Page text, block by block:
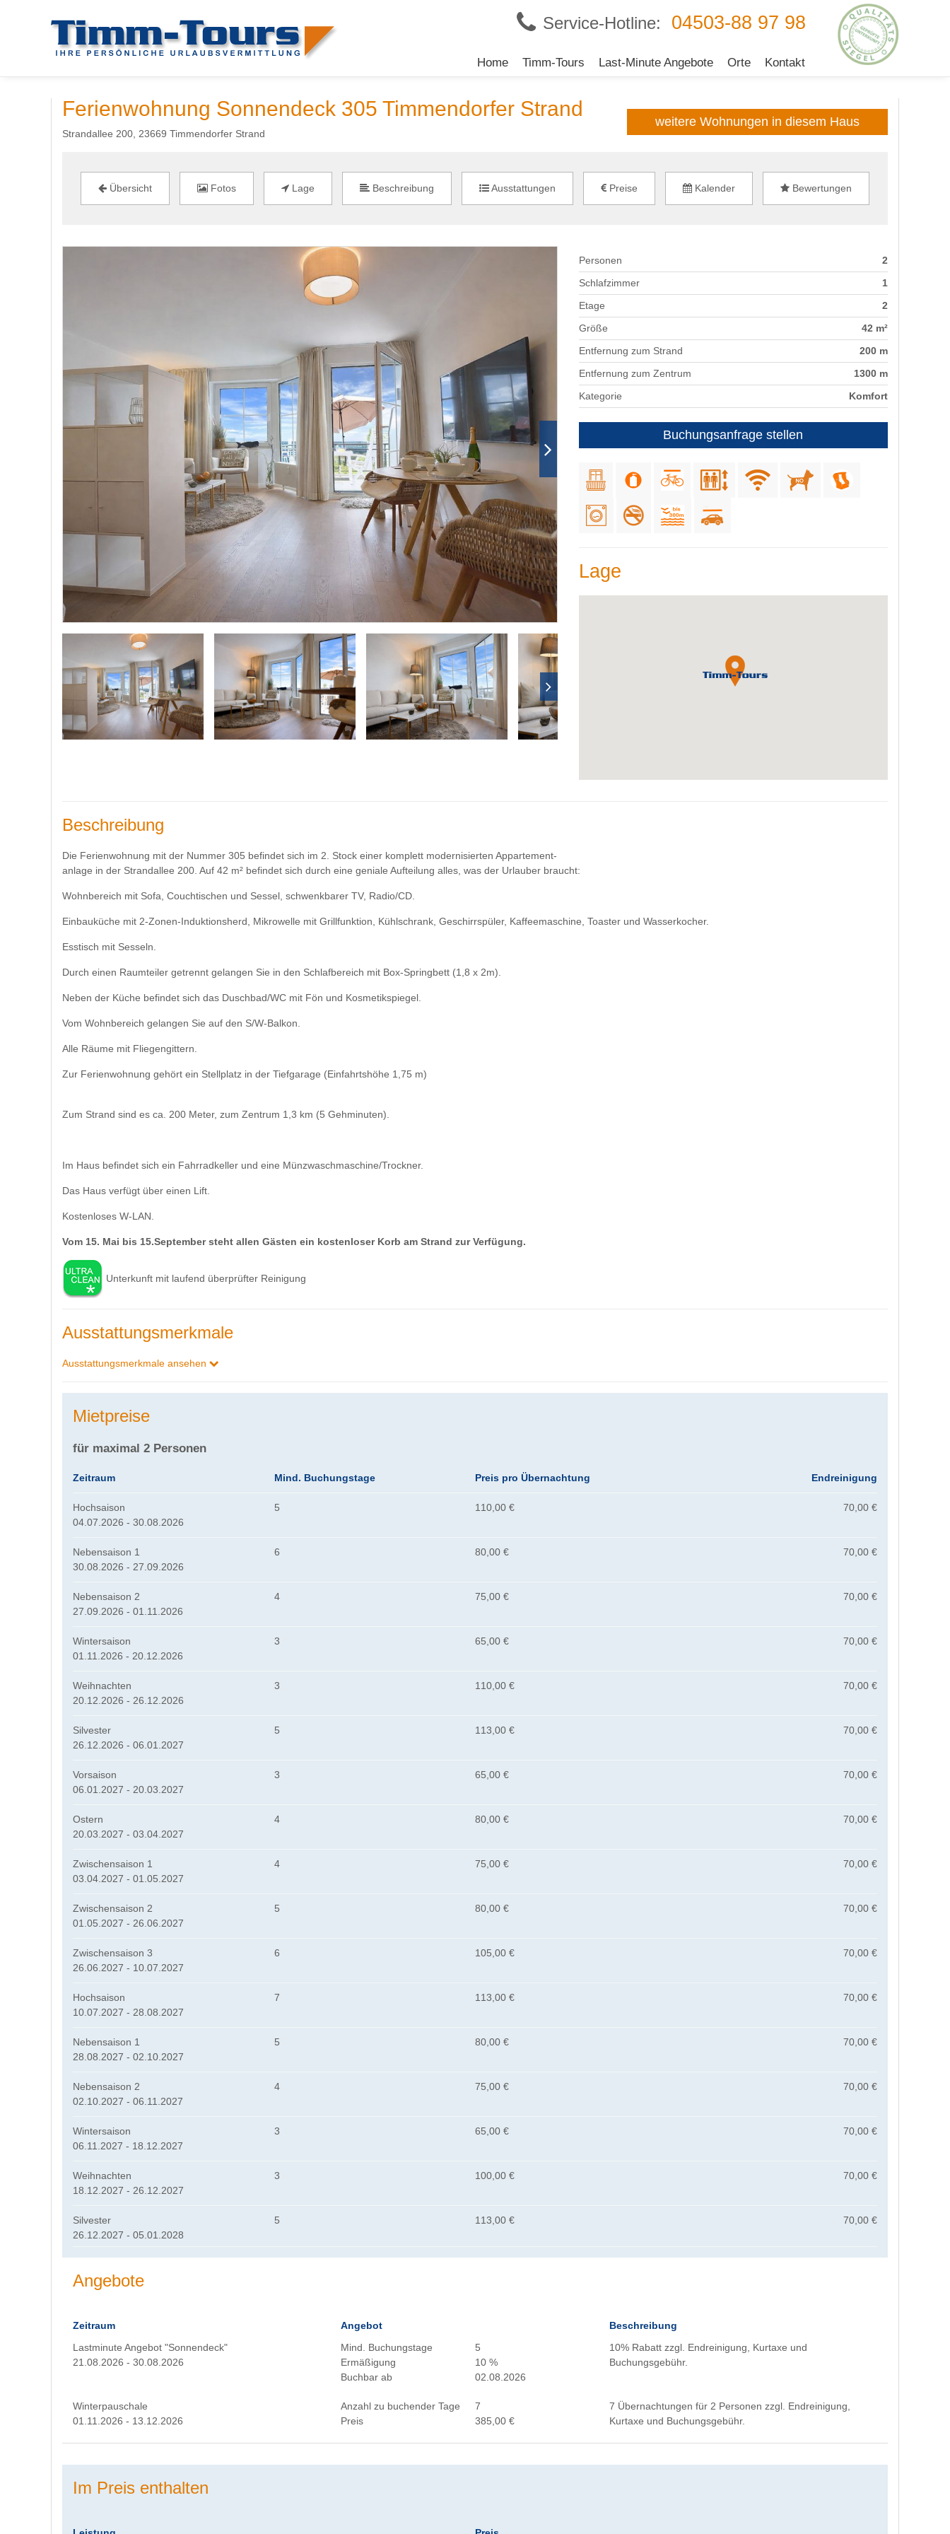
Service-Hotline: 04503-88 97 98
überspringen
Home Timm-Tours Last-Minute Angebote Orte Kontakt
Ferienwohnung Sonnendeck 305 Timmendorfer Strand
Strandallee 200, 23669 Timmendorfer Strand
weitere Wohnungen in diesem Haus
Übersicht Fotos Lage Beschreibung Ausstattungen Preise Kalender Bewertungen
Personen
2
Schlafzimmer
1
Etage
2
Größe
42 m²
Entfernung zum Strand
200 m
Entfernung zum Zentrum
1300 m
Kategorie
Komfort
Buchungsanfrage stellen
Lage
Beschreibung
Die Ferienwohnung mit der Nummer 305 befindet sich im 2. Stock einer komplett modernisierten Appartement-
anlage in der Strandallee 200. Auf 42 m² befindet sich durch eine geniale Aufteilung alles, was der Urlauber braucht:
Wohnbereich mit Sofa, Couchtischen und Sessel, schwenkbarer TV, Radio/CD.
Einbauküche mit 2-Zonen-Induktionsherd, Mikrowelle mit Grillfunktion, Kühlschrank, Geschirrspüler, Kaffeemaschine, Toaster und Wasserkocher.
Esstisch mit Sesseln.
Durch einen Raumteiler getrennt gelangen Sie in den Schlafbereich mit Box-Springbett (1,8 x 2m).
Neben der Küche befindet sich das Duschbad/WC mit Fön und Kosmetikspiegel.
Vom Wohnbereich gelangen Sie auf den S/W-Balkon.
Alle Räume mit Fliegengittern.
Zur Ferienwohnung gehört ein Stellplatz in der Tiefgarage (Einfahrtshöhe 1,75 m)
Zum Strand sind es ca. 200 Meter, zum Zentrum 1,3 km (5 Gehminuten).
Im Haus befindet sich ein Fahrradkeller und eine Münzwaschmaschine/Trockner.
Das Haus verfügt über einen Lift.
Kostenloses W-LAN.
Vom 15. Mai bis 15.September steht allen Gästen ein kostenloser Korb am Strand zur Verfügung.
Unterkunft mit laufend überprüfter Reinigung
Ausstattungsmerkmale
Ausstattungsmerkmale ansehen
Mietpreise
für maximal 2 Personen
Zeitraum Mind. Buchungstage Preis pro Übernachtung Endreinigung
Hochsaison
04.07.2026 - 30.08.2026
5 110,00 € 70,00 €
Nebensaison 1
30.08.2026 - 27.09.2026
6 80,00 € 70,00 €
Nebensaison 2
27.09.2026 - 01.11.2026
4 75,00 € 70,00 €
Wintersaison
01.11.2026 - 20.12.2026
3 65,00 € 70,00 €
Weihnachten
20.12.2026 - 26.12.2026
3 110,00 € 70,00 €
Silvester
26.12.2026 - 06.01.2027
5 113,00 € 70,00 €
Vorsaison
06.01.2027 - 20.03.2027
3 65,00 € 70,00 €
Ostern
20.03.2027 - 03.04.2027
4 80,00 € 70,00 €
Zwischensaison 1
03.04.2027 - 01.05.2027
4 75,00 € 70,00 €
Zwischensaison 2
01.05.2027 - 26.06.2027
5 80,00 € 70,00 €
Zwischensaison 3
26.06.2027 - 10.07.2027
6 105,00 € 70,00 €
Hochsaison
10.07.2027 - 28.08.2027
7 113,00 € 70,00 €
Nebensaison 1
28.08.2027 - 02.10.2027
5 80,00 € 70,00 €
Nebensaison 2
02.10.2027 - 06.11.2027
4 75,00 € 70,00 €
Wintersaison
06.11.2027 - 18.12.2027
3 65,00 € 70,00 €
Weihnachten
18.12.2027 - 26.12.2027
3 100,00 € 70,00 €
Silvester
26.12.2027 - 05.01.2028
5 113,00 € 70,00 €
Angebote
Zeitraum Angebot
Beschreibung
Lastminute Angebot "Sonnendeck"
21.08.2026 - 30.08.2026
Mind. Buchungstage
5
Ermäßigung
10 %
Buchbar ab
02.08.2026
10% Rabatt zzgl. Endreinigung, Kurtaxe und
Buchungsgebühr.
Winterpauschale
01.11.2026 - 13.12.2026
Anzahl zu buchender Tage
7
Preis
385,00 €
7 Übernachtungen für 2 Personen zzgl. Endreinigung,
Kurtaxe und Buchungsgebühr.
Im Preis enthalten